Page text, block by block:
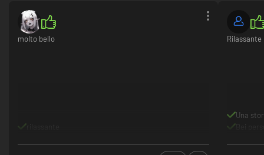
molto bello Rilassante
Una